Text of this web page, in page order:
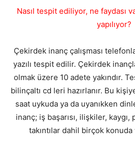
Nasıl tespit ediliyor, ne faydası
yapılıyor?
Çekirdek inanç çalışması
yazılı tespit edilir. Çekirdek
olmak üzere 10 adete yakındır.
bilinçaltı cd leri hazırlanır. Bu
saat uykuda ya da uyanıkken
inanç; iş başarısı, ilişkiler,
takıntılar dahil birçok konuda